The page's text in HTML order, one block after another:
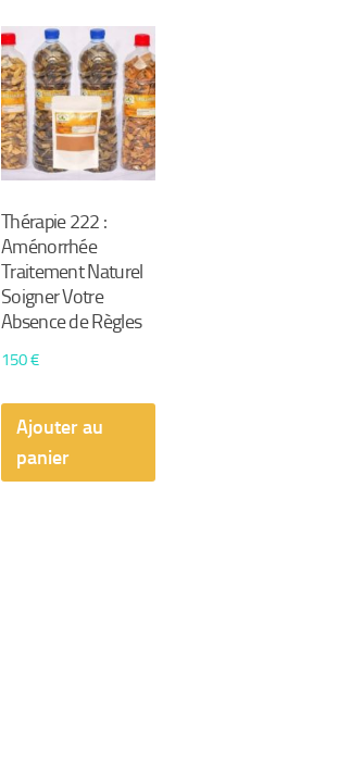
Thérapie 222 :
Aménorrhée
Traitement Naturel
Soigner Votre
Absence de Règles
150€
Ajouter au
panier